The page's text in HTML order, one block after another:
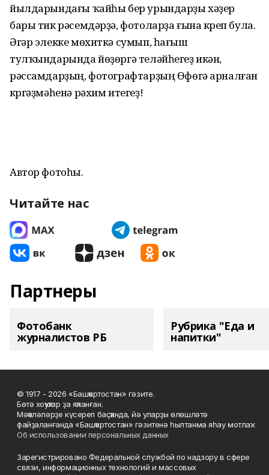
йылдарындағы ҡайһы бер урындарҙы хәҙер
бары тик рәсемдәрҙә, фотоларҙа ғына күреп була.
Әгәр элекке мөхиткә сумып, һағыш
тулҡындарында йөҙөргә теләйһегеҙ икән,
рәссамдарҙың, фотографтарҙың Өфөгә арналған
күргәҙмәһенә рәхим итегеҙ!
Автор фотоһы.
Читайте нас
Партнеры
Фотобанк
журналистов РБ
Рубрика "Еда и
напитки"
© 1917 - 2026 «Башҡортостан» гәзите.
Бөтә хоҡуҡтар ҙа яҡланған.
Мәҡәләләрҙе күсереп баҫҡанда, йә уларҙы өлөшләтә
файҙаланғанда «Башҡортостан» гәзитенә һылтанма яһау мотлаҡ.
Об использовании персональных данных
Зарегистрировано Федеральной службой по надзору в сфере
связи, информационных технологий и массовых